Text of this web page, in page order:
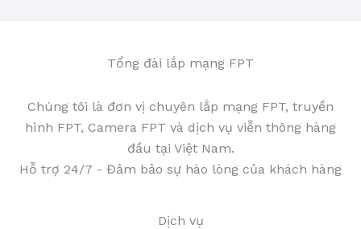
Tổng đài lắp mạng FPT
Chúng tôi là đơn vị chuyên lắp mạng FPT, truyền
hình FPT, Camera FPT và dịch vụ viễn thông hàng
đầu tại Việt Nam.
Hỗ trợ 24/7 - Đảm bảo sự hào lòng của khách hàng
Dịch vụ